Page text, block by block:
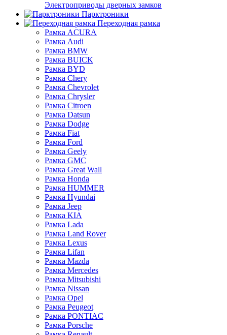
Электроприводы дверных замков
Парктроники
Переходная рамка
Рамка ACURA
Рамка Audi
Рамка BMW
Рамка BUICK
Рамка BYD
Рамка Chery
Рамка Chevrolet
Рамка Chrysler
Рамка Citroen
Рамка Datsun
Рамка Dodge
Рамка Fiat
Рамка Ford
Рамка Geely
Рамка GMC
Рамка Great Wall
Рамка Honda
Рамка HUMMER
Рамка Hyundai
Рамка Jeep
Рамка KIA
Рамка Lada
Рамка Land Rover
Рамка Lexus
Рамка Lifan
Рамка Mazda
Рамка Mercedes
Рамка Mitsubishi
Рамка Nissan
Рамка Opel
Рамка Peugeot
Рамка PONTIAC
Рамка Porsche